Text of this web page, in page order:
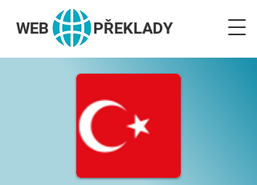
WEB PŘEKLADY